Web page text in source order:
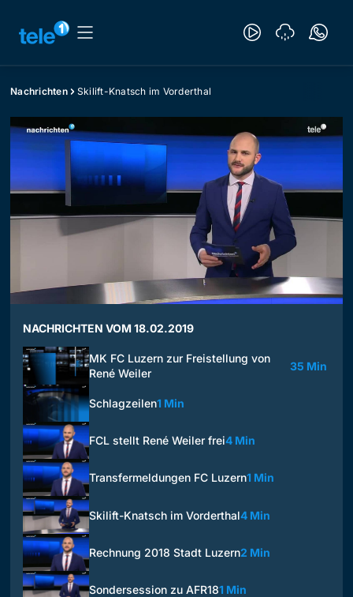
Nachrichten Skilift-Knatsch im Vorderthal
NACHRICHTEN VOM 18.02.2019
MK FC Luzern zur Freistellung von
René Weiler
35 Min
Schlagzeilen1 Min
FCL stellt René Weiler frei4 Min
Transfermeldungen FC Luzern1 Min
Skilift-Knatsch im Vorderthal4 Min
Rechnung 2018 Stadt Luzern2 Min
Sondersession zu AFR181 Min